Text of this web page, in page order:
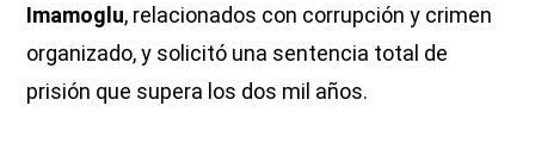
Imamoglu, relacionados con corrupción y crimen
organizado, y solicitó una sentencia total de
prisión que supera los dos mil años.